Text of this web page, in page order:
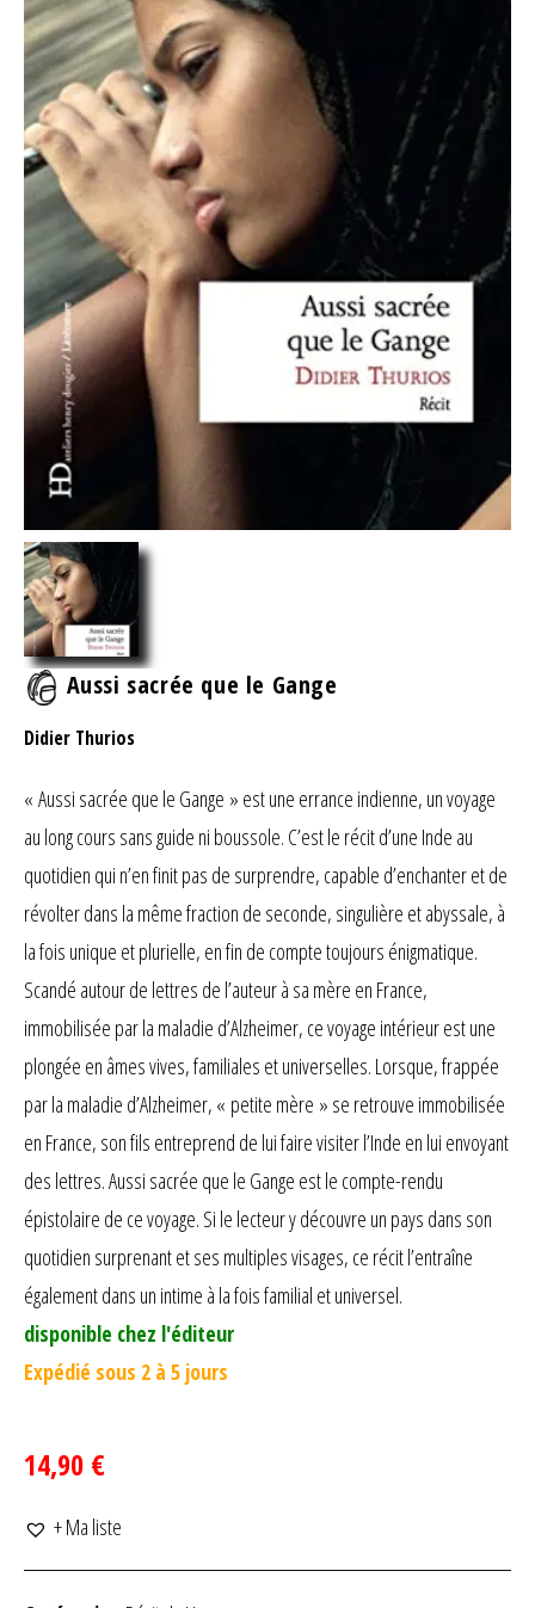
Aussi sacrée que le Gange
Didier Thurios
« Aussi sacrée que le Gange » est une errance indienne, un voyage
au long cours sans guide ni boussole. C’est le récit d’une Inde au
quotidien qui n’en finit pas de surprendre, capable d’enchanter et de
révolter dans la même fraction de seconde, singulière et abyssale, à
la fois unique et plurielle, en fin de compte toujours énigmatique.
Scandé autour de lettres de l’auteur à sa mère en France,
immobilisée par la maladie d’Alzheimer, ce voyage intérieur est une
plongée en âmes vives, familiales et universelles. Lorsque, frappée
par la maladie d’Alzheimer, « petite mère » se retrouve immobilisée
en France, son fils entreprend de lui faire visiter l’Inde en lui envoyant
des lettres. Aussi sacrée que le Gange est le compte-rendu
épistolaire de ce voyage. Si le lecteur y découvre un pays dans son
quotidien surprenant et ses multiples visages, ce récit l’entraîne
également dans un intime à la fois familial et universel.
disponible chez l'éditeur
Expédié sous 2 à 5 jours
14,90 €
+ Ma liste